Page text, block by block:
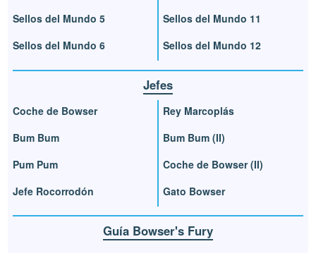
Sellos del Mundo 5
Sellos del Mundo 6
Sellos del Mundo 11
Sellos del Mundo 12
Jefes
Coche de Bowser
Bum Bum
Pum Pum
Jefe Rocorrodón
Rey Marcoplás
Bum Bum (II)
Coche de Bowser (II)
Gato Bowser
Guía Bowser's Fury